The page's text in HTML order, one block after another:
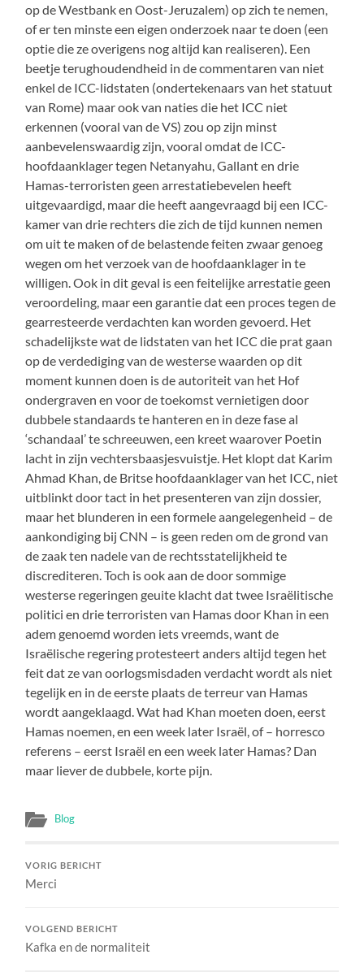
op de Westbank en Oost-Jeruzalem) op zich te nemen,
of er ten minste een eigen onderzoek naar te doen (een
optie die ze overigens nog altijd kan realiseren). Een
beetje terughoudendheid in de commentaren van niet
enkel de ICC-lidstaten (ondertekenaars van het statuut
van Rome) maar ook van naties die het ICC niet
erkennen (vooral van de VS) zou op zijn minst
aanbevelenswaardig zijn, vooral omdat de ICC-
hoofdaanklager tegen Netanyahu, Gallant en drie
Hamas-terroristen geen arrestatiebevelen heeft
uitgevaardigd, maar die heeft aangevraagd bij een ICC-
kamer van drie rechters die zich de tijd kunnen nemen
om uit te maken of de belastende feiten zwaar genoeg
wegen om het verzoek van de hoofdaanklager in te
willigen. Ook in dit geval is een feitelijke arrestatie geen
veroordeling, maar een garantie dat een proces tegen de
gearresteerde verdachten kan worden gevoerd. Het
schadelijkste wat de lidstaten van het ICC die prat gaan
op de verdediging van de westerse waarden op dit
moment kunnen doen is de autoriteit van het Hof
ondergraven en voor de toekomst vernietigen door
dubbele standaards te hanteren en in deze fase al
‘schandaal’ te schreeuwen, een kreet waarover Poetin
lacht in zijn vechtersbaasjesvuistje. Het klopt dat Karim
Ahmad Khan, de Britse hoofdaanklager van het ICC, niet
uitblinkt door tact in het presenteren van zijn dossier,
maar het blunderen in een formele aangelegenheid – de
aankondiging bij CNN – is geen reden om de grond van
de zaak ten nadele van de rechtsstatelijkheid te
discrediteren. Toch is ook aan de door sommige
westerse regeringen geuite klacht dat twee Israëlitische
politici en drie terroristen van Hamas door Khan in een
adem genoemd worden iets vreemds, want de
Israëlische regering protesteert anders altijd tegen het
feit dat ze van oorlogsmisdaden verdacht wordt als niet
tegelijk en in de eerste plaats de terreur van Hamas
wordt aangeklaagd. Wat had Khan moeten doen, eerst
Hamas noemen, en een week later Israël, of – horresco
referens – eerst Israël en een week later Hamas? Dan
maar liever de dubbele, korte pijn.
Blog
VORIG BERICHT
Merci
VOLGEND BERICHT
Kafka en de normaliteit